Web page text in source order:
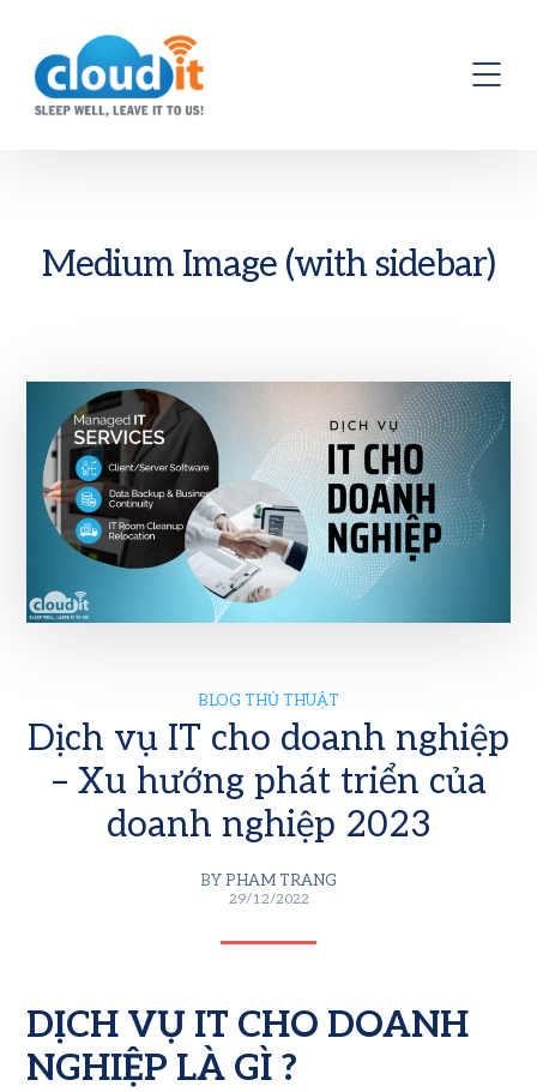
Medium Image (with sidebar)
BLOG THỦ THUẬT
Dịch vụ IT cho doanh nghiệp
– Xu hướng phát triển của
doanh nghiệp 2023
BY PHAM TRANG
29/12/2022
DỊCH VỤ IT CHO DOANH
NGHIỆP LÀ GÌ ?